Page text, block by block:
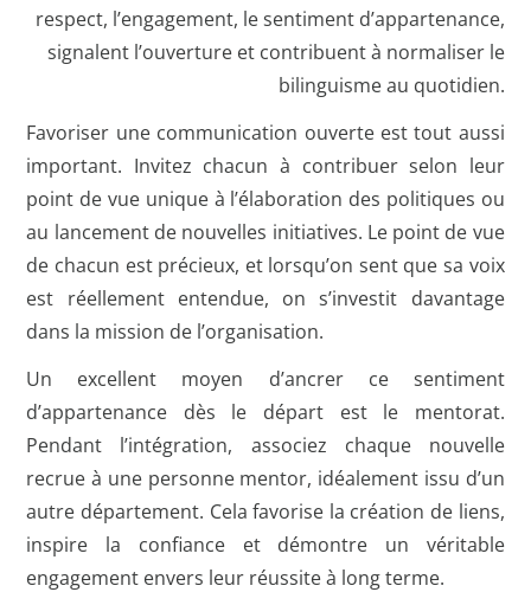
respect, l’engagement, le sentiment d’appartenance,
signalent l’ouverture et contribuent à normaliser le
bilinguisme au quotidien.
Favoriser une communication ouverte est tout aussi
important. Invitez chacun à contribuer selon leur
point de vue unique à l’élaboration des politiques ou
au lancement de nouvelles initiatives. Le point de vue
de chacun est précieux, et lorsqu’on sent que sa voix
est réellement entendue, on s’investit davantage
dans la mission de l’organisation.
Un excellent moyen d’ancrer ce sentiment
d’appartenance dès le départ est le mentorat.
Pendant l’intégration, associez chaque nouvelle
recrue à une personne mentor, idéalement issu d’un
autre département. Cela favorise la création de liens,
inspire la confiance et démontre un véritable
engagement envers leur réussite à long terme.